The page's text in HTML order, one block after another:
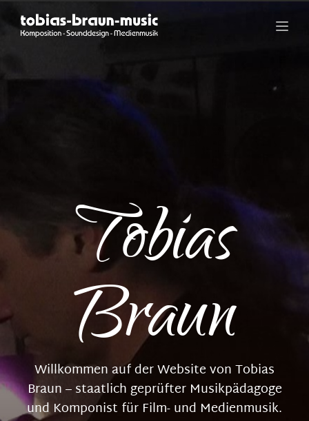
Tobias
Braun
Willkommen auf der Website von Tobias
Braun – staatlich geprüfter Musikpädagoge
und Komponist für Film- und Medienmusik.